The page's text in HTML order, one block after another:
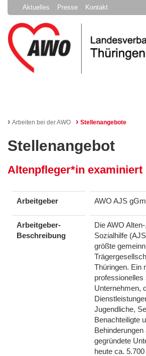
Aktuelles Presse Kontakt
› Arbeiten bei der AWO › Stellenangebote
Stellenangebot
Altenpfleger*in examiniert
Arbeitgeber AWO AJS
Arbeitgeber-
Beschreibung
Die AWO
Sozialhilfe
größte
Thüringen. Ein
professionelles
Unternehmen,
Jugendliche,
Benachteiligte
gegründete
heute ca.